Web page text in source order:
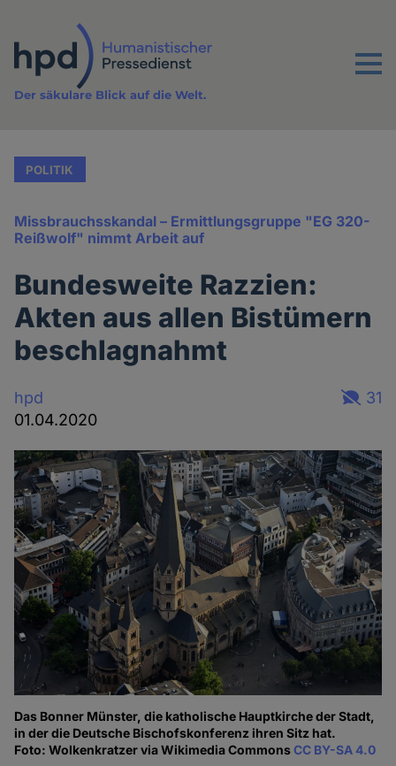
Inhalt
Menu
Der säkulare Blick auf die Welt.
POLITIK
Missbrauchsskandal – Ermittlungsgruppe "EG 320-
Reißwolf" nimmt Arbeit auf
Bundesweite Razzien:
Akten aus allen Bistümern
beschlagnahmt
hpd
01.04.2020
31
Das Bonner Münster, die katholische Hauptkirche der Stadt,
in der die Deutsche Bischofskonferenz ihren Sitz hat.
Foto: Wolkenkratzer via Wikimedia CommonsCC BY-SA 4.0